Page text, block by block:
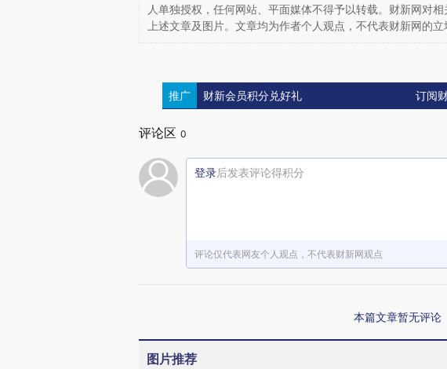
人单独授权，任何网站、平面媒体不得予以转载。财新网对
上述文章及图片。文章均为作者个人观点，不代表财新网的立
推广 财新会员积分兑好礼 订阅
评论区 0
登录后发表评论得积分
评论仅代表网友个人观点，不代表财新网观点
本篇文章暂无评论
图片推荐